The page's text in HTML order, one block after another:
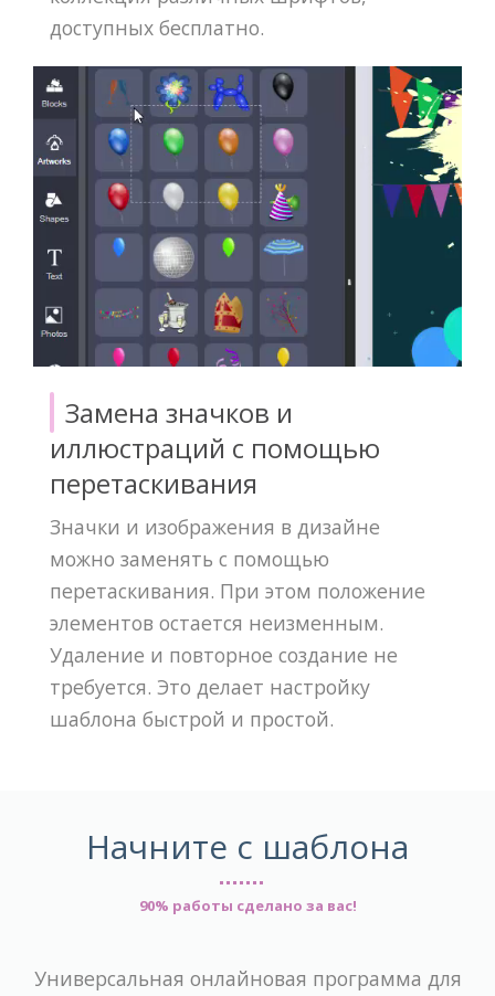
доступных бесплатно.
Замена значков и
иллюстраций с помощью
перетаскивания
Значки и изображения в дизайне
можно заменять с помощью
перетаскивания. При этом положение
элементов остается неизменным.
Удаление и повторное создание не
требуется. Это делает настройку
шаблона быстрой и простой.
Начните с шаблона
90% работы сделано за вас!
Универсальная онлайновая программа для